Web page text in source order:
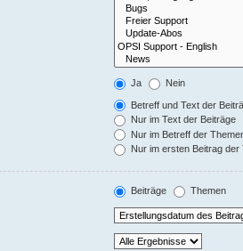
Ja Nein
Betreff und Text der
Nur im Text der Beiträge
Nur im Betreff der
Nur im ersten Beitrag der
Beiträge Themen